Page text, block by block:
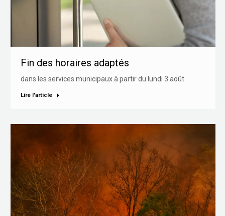
Fin des horaires adaptés
dans les services municipaux à partir du lundi 3 août
Lire l'article